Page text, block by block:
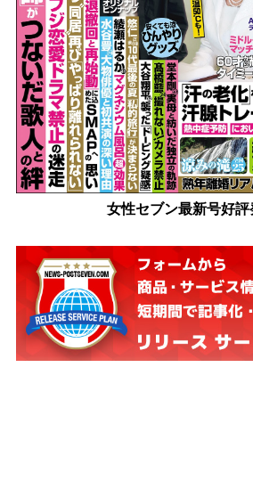
女性セブン最新号好評